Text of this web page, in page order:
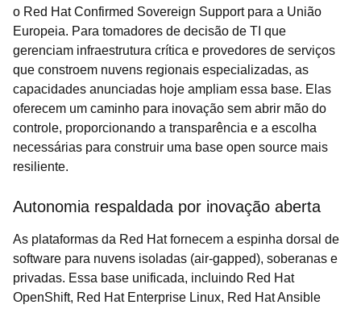
o Red Hat Confirmed Sovereign Support para a União
Europeia. Para tomadores de decisão de TI que
gerenciam infraestrutura crítica e provedores de serviços
que constroem nuvens regionais especializadas, as
capacidades anunciadas hoje ampliam essa base. Elas
oferecem um caminho para inovação sem abrir mão do
controle, proporcionando a transparência e a escolha
necessárias para construir uma base open source mais
resiliente.
Autonomia respaldada por inovação aberta
As plataformas da Red Hat fornecem a espinha dorsal de
software para nuvens isoladas (air-gapped), soberanas e
privadas. Essa base unificada, incluindo Red Hat
OpenShift, Red Hat Enterprise Linux, Red Hat Ansible